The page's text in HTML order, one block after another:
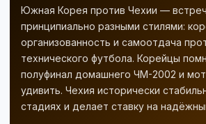
Южная Корея против Чехии —
принципиально разными стилями:
организованность и самоотдача
технического футбола. Корейцы
полуфинал домашнего ЧМ-2002 и
удивить. Чехия исторически
стадиях и делает ставку на